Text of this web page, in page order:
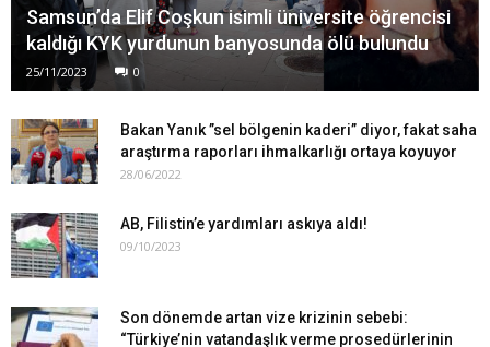
Samsun’da Elif Coşkun isimli üniversite öğrencisi
kaldığı KYK yurdunun banyosunda ölü bulundu
25/11/2023 0
Bakan Yanık ”sel bölgenin kaderi” diyor, fakat saha
araştırma raporları ihmalkarlığı ortaya koyuyor
28/06/2022
AB, Filistin’e yardımları askıya aldı!
09/10/2023
Son dönemde artan vize krizinin sebebi:
“Türkiye’nin vatandaşlık verme prosedürlerinin